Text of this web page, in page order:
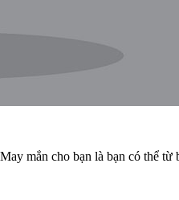
mắn cho bạn là bạn có thể